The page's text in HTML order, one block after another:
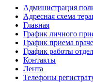
Администрация
Адресная схема
Главная
График личного
График приема
График работы
Контакты
Лента
Телефоны